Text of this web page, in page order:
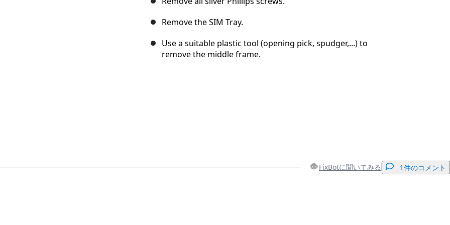
Remove the SIM Tray.
Use a suitable plastic tool (opening pick, spudger,...) to
remove the middle frame.
FixBotに聞いてみる 1件のコメント